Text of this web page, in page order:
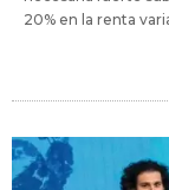
20% en la renta